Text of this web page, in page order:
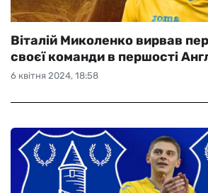
6 квітня 2024, 18:58
Віталій Миколенко вирвав
своєї команди в першості